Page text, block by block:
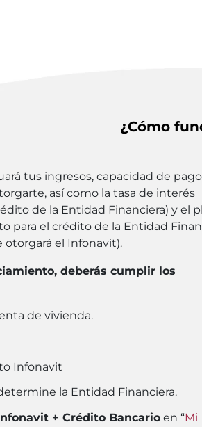
¿Cómo
tus ingresos, capacidad de
así como la tasa de interés
de la Entidad Financiera) y el
para el crédito de la Entidad
el Infonavit).
deberás cumplir los
de vivienda.
Infonavit
la Entidad Financiera.
+ Crédito Bancario en “Mi